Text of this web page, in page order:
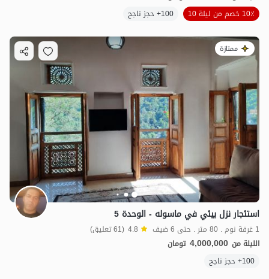
4.9مليون ت
10٪ خصم من ليلة 10
100+ حجز ناجح
ممتازة
استئجار نزل بيئي في ماسوله - الوحدة 5
1 غرفة نوم . 80 متر . حتى 6 ضيف 4.8 (61 تعليق)
الليلة من 4,000,000 تومان
100+ حجز ناجح